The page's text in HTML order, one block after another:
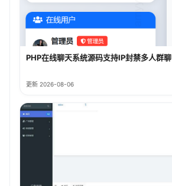
PHP在线聊天系统源码支持IP封禁多人群聊
更新 2026-08-06